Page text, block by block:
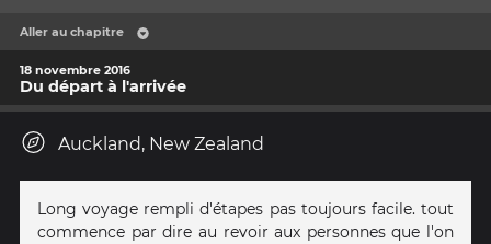
Aller au chapitre
18 novembre 2016
Du départ à l'arrivée
Auckland, New Zealand
Long voyage rempli d'étapes pas toujours facile. tout
commence par dire au revoir aux personnes que l'on